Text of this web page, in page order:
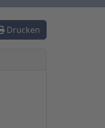
Drucken